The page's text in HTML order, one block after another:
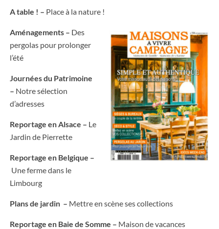
A table ! – Place à la nature !
Aménagements – Des
pergolas pour prolonger
l’été
Journées du Patrimoine
– Notre sélection
d’adresses
Reportage en Alsace – Le
Jardin de Pierrette
Reportage en Belgique –
Une ferme dans le
Limbourg
Plans de jardin – Mettre en scène ses collections
Reportage en Baie de Somme – Maison de vacances